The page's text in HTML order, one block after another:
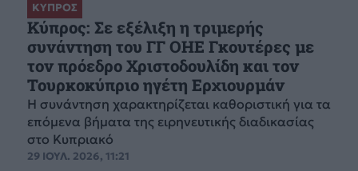
ΚΥΠΡΟΣ
Κύπρος: Σε εξέλιξη η τριμερής
συνάντηση του ΓΓ ΟΗΕ Γκουτέρες με
τον πρόεδρο Χριστοδουλίδη και τον
Τουρκοκύπριο ηγέτη Ερχιουρμάν
Η συνάντηση χαρακτηρίζεται καθοριστική για τα
επόμενα βήματα της ειρηνευτικής διαδικασίας
στο Κυπριακό
29 ΙΟΥΛ. 2026, 11:21